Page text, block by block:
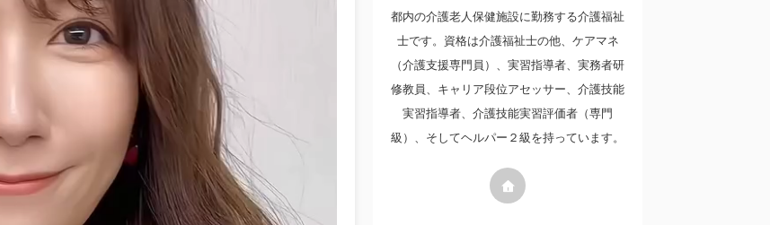
都内の介護老人保健施設に勤務する介護福祉
士です。資格は介護福祉士の他、ケアマネ
（介護支援専門員）、実習指導者、実務者研
修教員、キャリア段位アセッサー、介護技能
実習指導者、介護技能実習評価者（専門
級）、そしてヘルパー２級を持っています。